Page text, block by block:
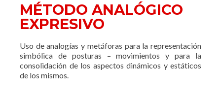
MÉTODO ANALÓGICO
EXPRESIVO
Uso de analogías y metáforas para la representación
simbólica de posturas – movimientos y para la
consolidación de los aspectos dinámicos y estáticos
de los mismos.